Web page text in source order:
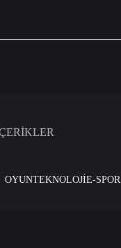
OYUNTEKNOLOJİE-SPOR